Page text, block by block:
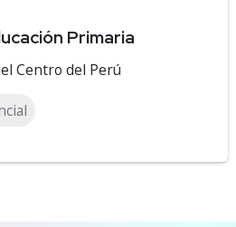
Primaria
Centro del Perú